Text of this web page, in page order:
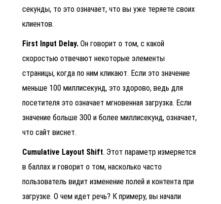
секунды, то это означает, что вы уже теряете своих
клиентов.
First Input Delay. Он говорит о том, с какой
скоростью отвечают некоторые элементы
страницы, когда по ним кликают. Если это значение
меньше 100 миллисекунд, это здорово, ведь для
посетителя это означает мгновенная загрузка. Если
значение больше 300 и более миллисекунд, означает,
что сайт виснет.
Cumulative Layout Shift. Этот параметр измеряется
в баллах и говорит о том, насколько часто
пользователь видит изменение полей и контента при
загрузке. О чем идет речь? К примеру, вы начали